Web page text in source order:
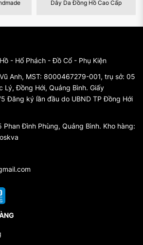
18 và trở nên phổ biến trong thế kỷ
hiện sự chăm sóc và tạo nên sự thanh
như da cá sấu và da đà điểu. Sau
sản xuất đã phát triển, cho phép sử
da cá sấu nước ngọt, mang đến sự đa
và màu sắc.
và Chất Liệu
qua sự đa dạng hóa lớn về kiểu
Dưới đây là một số điểm quan
đồng hồ da có thể được làm từ nhiều
như da bò, da cá sấu, da đà điểu,
và đặc tính riêng biệt.
Cấp Dây Đồng Hồ Kim Loại
- Hổ Phách - Đồ Cổ - Phụ Kiện
Anh, MST: 8000467279-001, trụ sở: 05
Lý, Đồng Hới, Quảng Bình. Giấy
Đăng ký lần đầu do UBND TP Đồng Hới
Đình Phùng, Quảng Bình. Kho hàng: